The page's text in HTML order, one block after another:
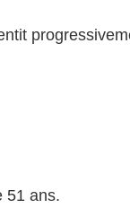
51 ans.